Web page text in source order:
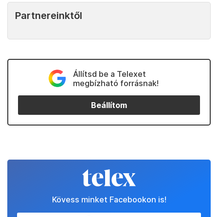
Partnereinktől
Állítsd be a Telexet
megbízható forrásnak!
Beállítom
Kövess minket Facebookon is!